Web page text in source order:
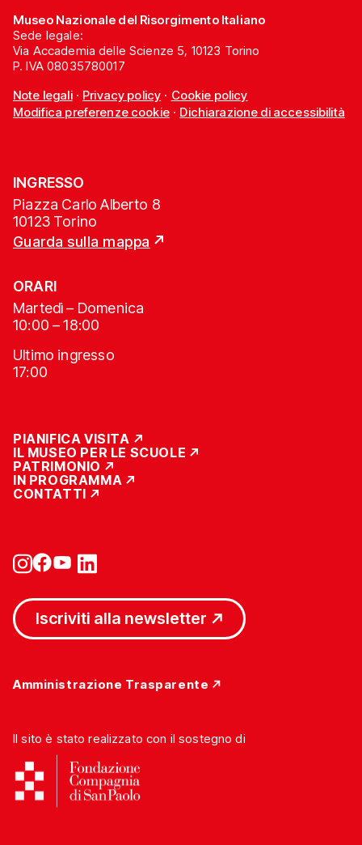
Museo Nazionale del Risorgimento Italiano
Sede legale:
Via Accademia delle Scienze 5, 10123 Torino
P. IVA 08035780017
Note legali· Privacy policy · Cookie policy
Modifica preferenze cookie· Dichiarazione di accessibilità
INGRESSO
Piazza Carlo Alberto 8
10123 Torino
Guarda sulla mappa
ORARI
Martedì – Domenica
10:00 – 18:00
Ultimo ingresso
17:00
PIANIFICA VISITA
IL MUSEO PER LE SCUOLE
PATRIMONIO
IN PROGRAMMA
CONTATTI
Iscriviti alla newsletter
Amministrazione Trasparente
Il sito è stato realizzato con il sostegno di